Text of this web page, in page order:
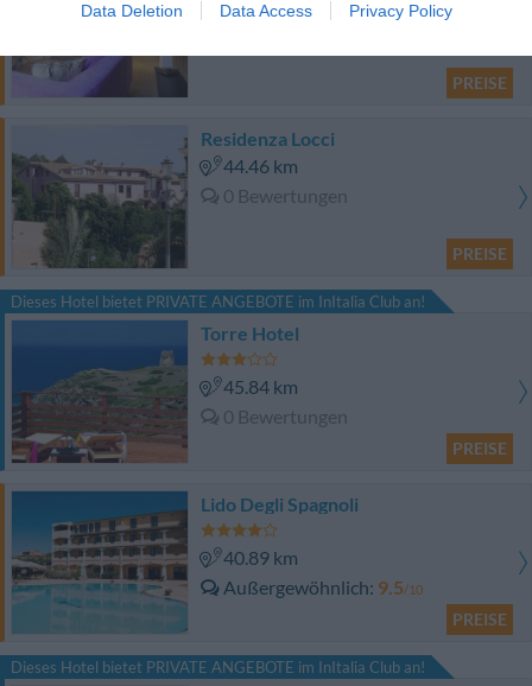
Data Deletion Data Access Privacy Policy
Hervorragend
PREISE
Residenza Locci
44.46 km
0 Bewertungen
PREISE
Dieses Hotel bietet PRIVATE ANGEBOTE im InItalia Club an!
Torre Hotel
45.84 km
0 Bewertungen
PREISE
Lido Degli Spagnoli
40.89 km
Außergewöhnlich 9.5/10
PREISE
Dieses Hotel bietet PRIVATE ANGEBOTE im InItalia Club an!